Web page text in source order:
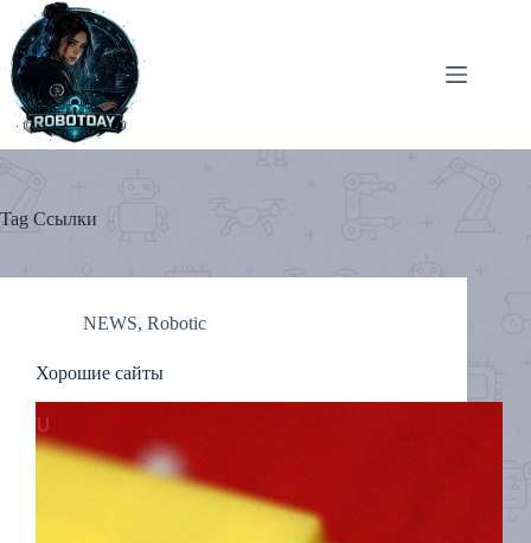
content
Tag Ссылки
NEWS, Robotic
Хорошие сайты